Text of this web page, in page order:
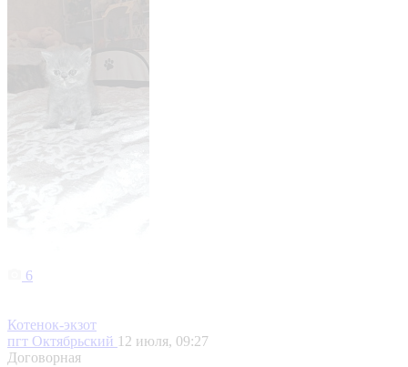
6
Котенок-экзот
пгт Октябрьский 12 июля, 09:27
Договорная